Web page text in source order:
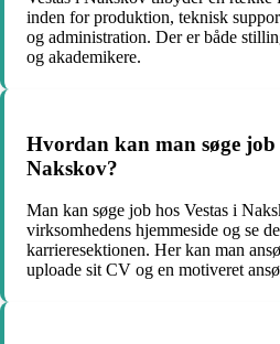
inden for produktion, teknisk
og administration. Der er både
og akademikere.
Hvordan kan man søge job
Nakskov?
Man kan søge job hos Vestas i
virksomhedens hjemmeside og se
karrieresektionen. Her kan man
uploade sit CV og en motiveret